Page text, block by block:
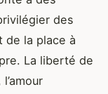
des
de la place à
La liberté de